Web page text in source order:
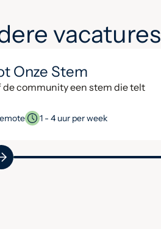
vacatures
Onze Stem
de community een stem die telt
1 - 4 uur per week